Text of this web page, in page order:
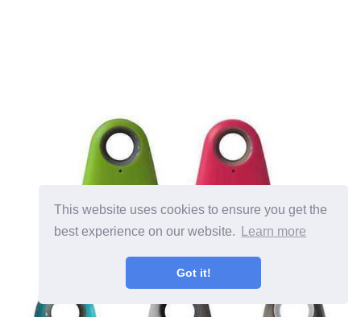
This website uses cookies to ensure you get the
best experience on our website.
Learn more
Got it!